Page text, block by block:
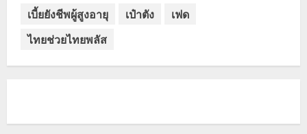
เบี้ยยังชีพผู้สูงอายุ
เป๋าตัง
เฟด
ไทยช่วยไทยพลัส